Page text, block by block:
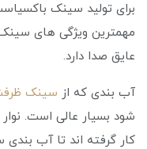
برای تولید سینک
مهمترین ویژگی های
عایق صدا دارد.
آب بندی که از سینک
‌شود بسیار عالی است.
کار گرفته اند تا آب